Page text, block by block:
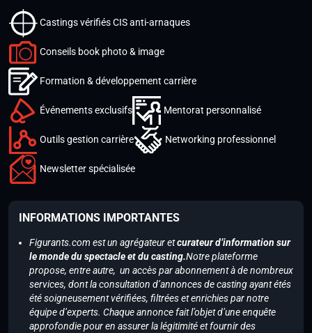
Castings vérifiés CIS anti-arnaques
Conseils book photo & image
Formation & développement carrière
Événements exclusifs Mentorat personnalisé
Outils gestion carrière Networking professionnel
Newsletter spécialisée
INFORMATIONS IMPORTANTES
Figurants.com est un agrégateur etcurateur d’information sur
le monde du spectacle et du casting.Notre plateforme
propose, entre autre, un accès par abonnement à de nombreux
services, dont la consultation d’annonces de casting ayant étés
été soigneusement vérifiées, filtrées et enrichies par notre
équipe d’experts. Chaque annonce fait l’objet d’une enquête
approfondie pour en assurer la légitimité et fournir des